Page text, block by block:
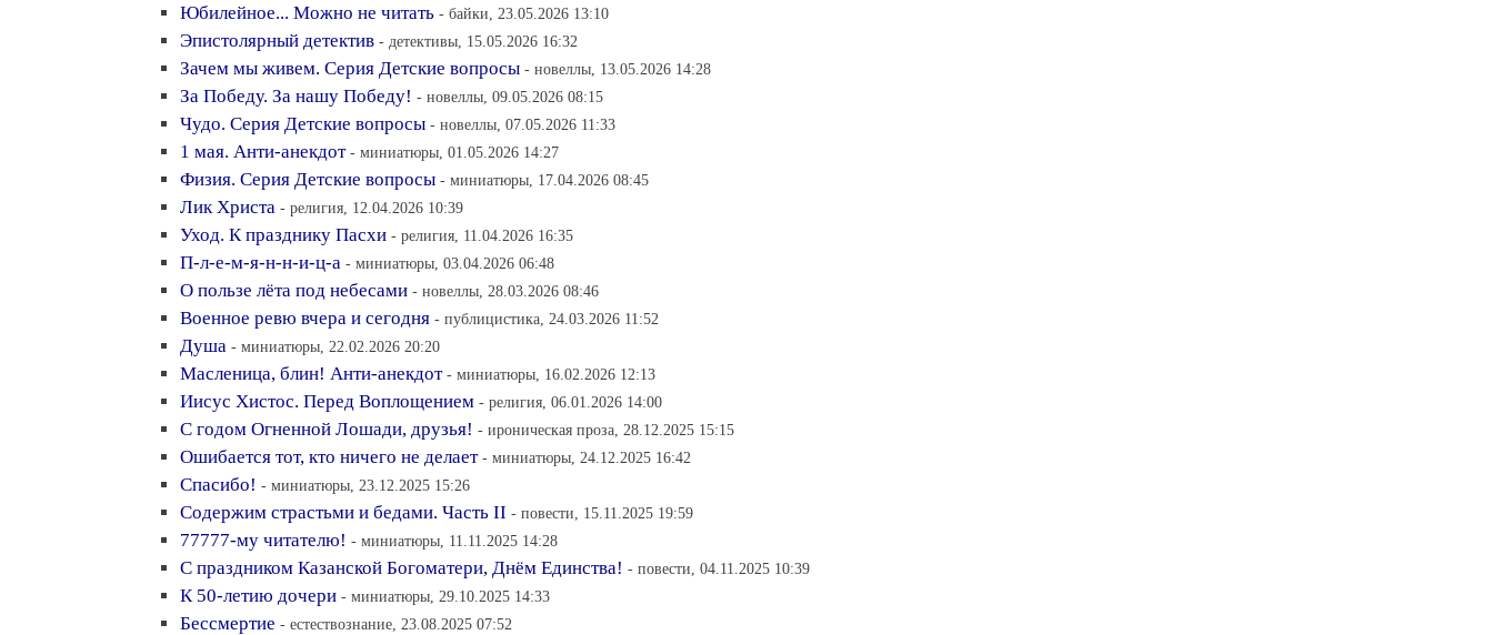
Юбилейное... Можно не читать - байки, 23.05.2026 13:10
Эпистолярный детектив - детективы, 15.05.2026 16:32
Зачем мы живем. Серия Детские вопросы - новеллы, 13.05.2026 14:28
За Победу. За нашу Победу! - новеллы, 09.05.2026 08:15
Чудо. Серия Детские вопросы - новеллы, 07.05.2026 11:33
1 мая. Анти-анекдот - миниатюры, 01.05.2026 14:27
Физия. Серия Детские вопросы - миниатюры, 17.04.2026 08:45
Лик Христа - религия, 12.04.2026 10:39
Уход. К празднику Пасхи - религия, 11.04.2026 16:35
П-л-е-м-я-н-н-и-ц-а - миниатюры, 03.04.2026 06:48
О пользе лёта под небесами - новеллы, 28.03.2026 08:46
Военное ревю вчера и сегодня - публицистика, 24.03.2026 11:52
Душа - миниатюры, 22.02.2026 20:20
Масленица, блин! Анти-анекдот - миниатюры, 16.02.2026 12:13
Иисус Хистос. Перед Воплощением - религия, 06.01.2026 14:00
С годом Огненной Лошади, друзья! - ироническая проза, 28.12.2025 15:15
Ошибается тот, кто ничего не делает - миниатюры, 24.12.2025 16:42
Спасибо! - миниатюры, 23.12.2025 15:26
Содержим страстьми и бедами. Часть II - повести, 15.11.2025 19:59
77777-му читателю! - миниатюры, 11.11.2025 14:28
С праздником Казанской Богоматери, Днём Единства! - повести, 04.11.2025 10:39
К 50-летию дочери - миниатюры, 29.10.2025 14:33
Бессмертие - естествознание, 23.08.2025 07:52